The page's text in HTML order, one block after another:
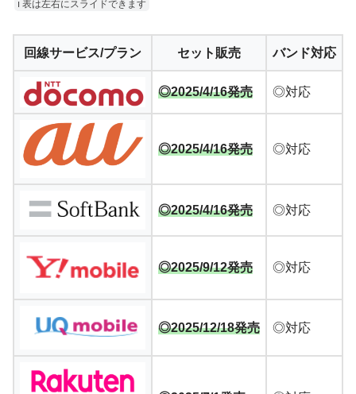
ℹ︎ 表は左右にスライドできます
回線サービス/プラン セット販売 バンド対応
◎2025/4/16発売 ◎対応
◎2025/4/16発売 ◎対応
◎2025/4/16発売 ◎対応
◎2025/9/12発売 ◎対応
◎2025/12/18発売 ◎対応